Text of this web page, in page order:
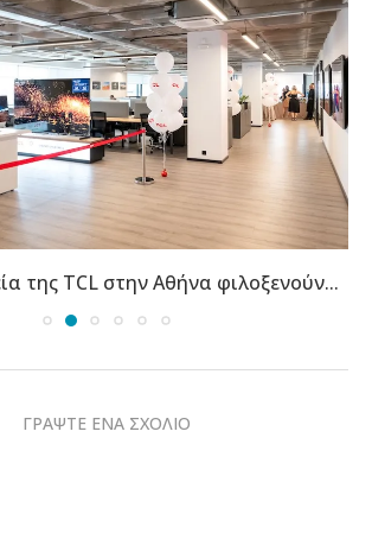
της TCL στην Αθήνα φιλοξενούν...
ΓΡΑΨΤΕ ΕΝΑ ΣΧΟΛΙΟ